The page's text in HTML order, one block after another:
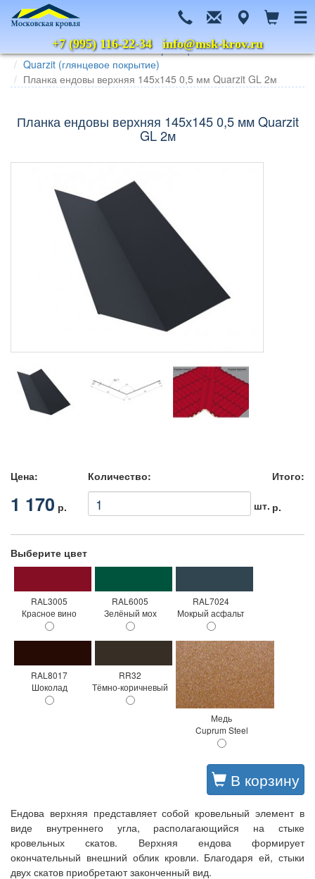
+7 (995) 116-22-34info@msk-krov.ru
Главная Каталог Металлочерепица
Grand Line
Quarzit (глянцевое покрытие)
Планка ендовы верхняя 145х145 0,5 мм Quarzit GL 2м
Планка ендовы верхняя 145х145 0,5 мм Quarzit
GL 2м
Цена:
1 170 р.
Количество:
шт.
Итого:
р.
Выберите цвет
RAL3005
Красное вино
RAL6005
Зелёный мох
RAL7024
Мокрый асфальт
RAL8017
Шоколад
RR32
Тёмно-коричневый
Медь
Cuprum Steel
В корзину
Ендова верхняя представляет собой кровельный элемент в
виде внутреннего угла, располагающийся на стыке
кровельных скатов. Верхняя ендова формирует
окончательный внешний облик кровли. Благодаря ей, стыки
двух скатов приобретают законченный вид.